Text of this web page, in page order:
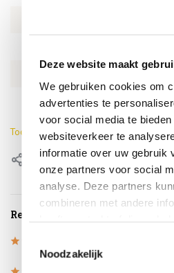
Deze website maakt
We gebruiken cookies om
advertenties te
voor social media te bieden
websiteverkeer te
informatie over uw gebruik
onze partners voor social
analyse. Deze partners
combineren met andere
Noodzakelijk
AL2206-
Lengte 140 cm
Toon meer
Delen
Reviews